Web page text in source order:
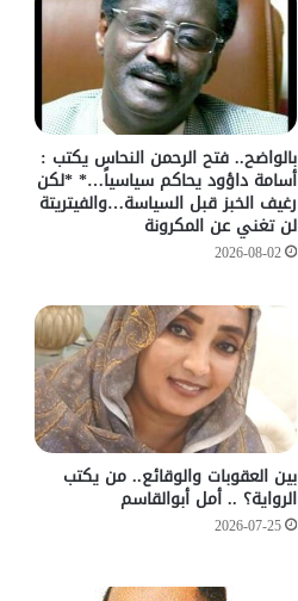
بالواضح.. فتح الرحمن النحاس يكتب :
أسامة داؤود يحاكم سياسياً…* *لكن
رغيف الخبز قبل السياسة…والفيتريتة
لن تغني عن المكرونة
2026-08-02
بين العقوبات والوقائع.. من يكتب
الرواية؟ .. أمل أبوالقاسم
2026-07-25